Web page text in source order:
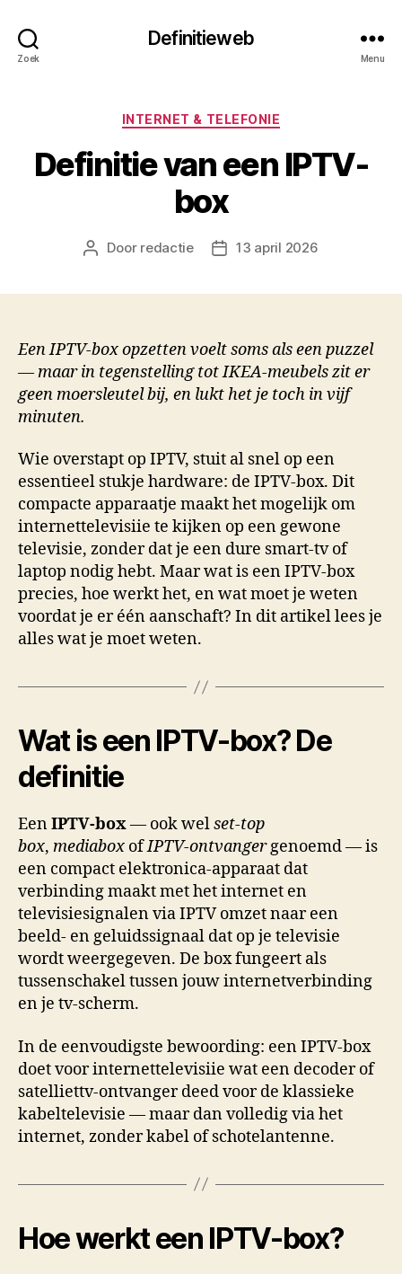
Zoek
Definitieweb
Menu
Categorieën
INTERNET & TELEFONIE
Definitie van een IPTV-
box
Berichtauteur
Door redactie Berichtdatum
13 april 2026
Een IPTV-box opzetten voelt soms als een puzzel
— maar in tegenstelling tot IKEA-meubels zit er
geen moersleutel bij, en lukt het je toch in vijf
minuten.
Wie overstapt op IPTV, stuit al snel op een
essentieel stukje hardware: de IPTV-box. Dit
compacte apparaatje maakt het mogelijk om
internettelevisiie te kijken op een gewone
televisie, zonder dat je een dure smart-tv of
laptop nodig hebt. Maar wat is een IPTV-box
precies, hoe werkt het, en wat moet je weten
voordat je er één aanschaft? In dit artikel lees je
alles wat je moet weten.
Wat is een IPTV-box? De
definitie
EenIPTV-box— ook welset-top
box, mediabox ofIPTV-ontvangergenoemd — is
een compact elektronica-apparaat dat
verbinding maakt met het internet en
televisiesignalen via IPTV omzet naar een
beeld- en geluidssignaal dat op je televisie
wordt weergegeven. De box fungeert als
tussenschakel tussen jouw internetverbinding
en je tv-scherm.
In de eenvoudigste bewoording: een IPTV-box
doet voor internettelevisiie wat een decoder of
satelliettv-ontvanger deed voor de klassieke
kabeltelevisie — maar dan volledig via het
internet, zonder kabel of schotelantenne.
Hoe werkt een IPTV-box?